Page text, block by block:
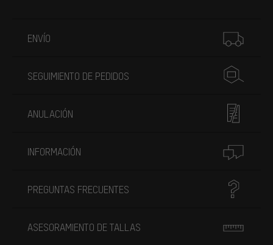
ENVÍO
SEGUIMIENTO DE PEDIDOS
ANULACIÓN
INFORMACIÓN
PREGUNTAS FRECUENTES
ASESORAMIENTO DE TALLAS